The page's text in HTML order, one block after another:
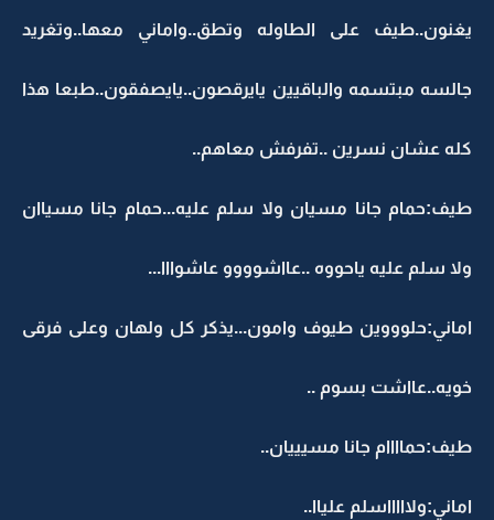
يغنون..طيف على الطاوله وتطق..واماني معها..وتغريد
جالسه مبتسمه والباقيين يايرقصون..يايصفقون..طبعا هذا
كله عشان نسرين ..تفرفش معاهم..
طيف:حمام جانا مسيان ولا سلم عليه...حمام جانا مسياان
ولا سلم عليه ياحووه ..عااشوووو عاشوااا...
اماني:حلوووين طيوف وامون...يذكر كل ولهان وعلى فرقى
خويه..عااشت بسوم ..
طيف:حماااام جانا مسيييان..
اماني:ولاااااسلم علياا..